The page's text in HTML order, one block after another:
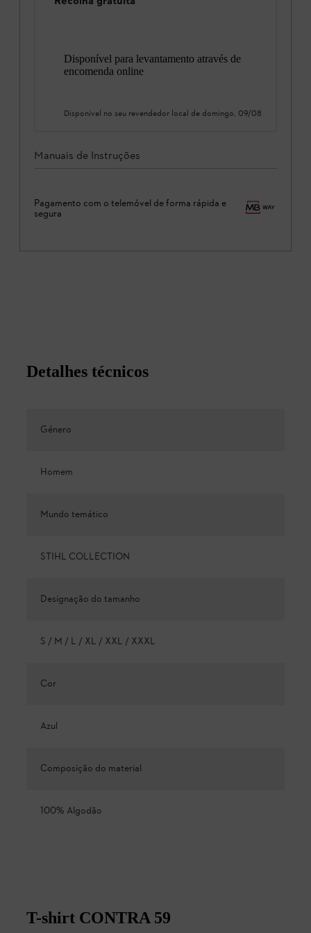
Disponível para levantamento através de
encomenda online
Disponível no seu revendedor local de domingo, 09/08
Manuais de Instruções
Pagamento com o telemóvel de forma rápida e
segura
Detalhes técnicos
Género
Homem
Mundo temático
STIHL COLLECTION
Designação do tamanho
S / M / L / XL / XXL / XXXL
Cor
Azul
Composição do material
100% Algodão
T-shirt CONTRA 59